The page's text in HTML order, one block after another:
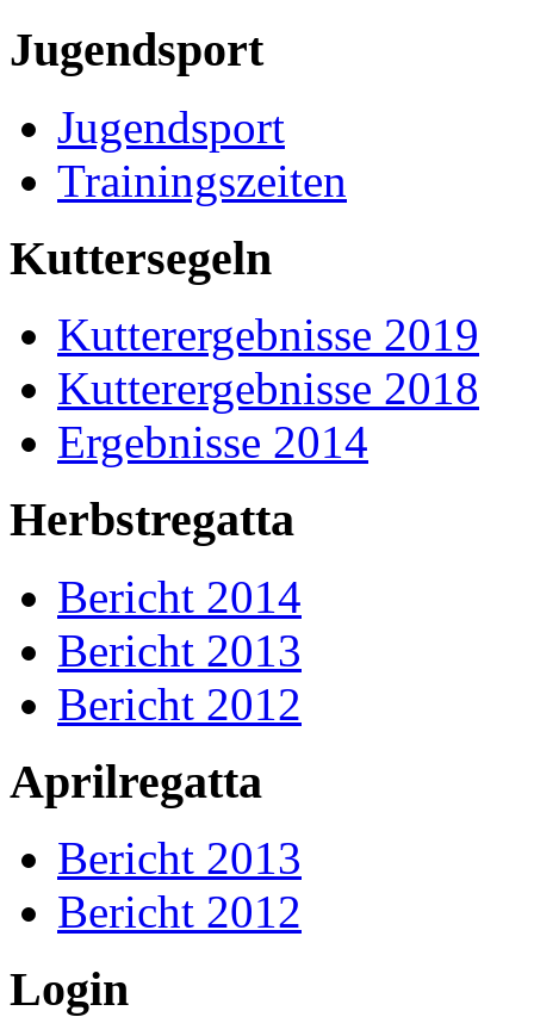
Jugendsport
Jugendsport
Trainingszeiten
Kuttersegeln
Kutterergebnisse 2019
Kutterergebnisse 2018
Ergebnisse 2014
Herbstregatta
Bericht 2014
Bericht 2013
Bericht 2012
Aprilregatta
Bericht 2013
Bericht 2012
Login